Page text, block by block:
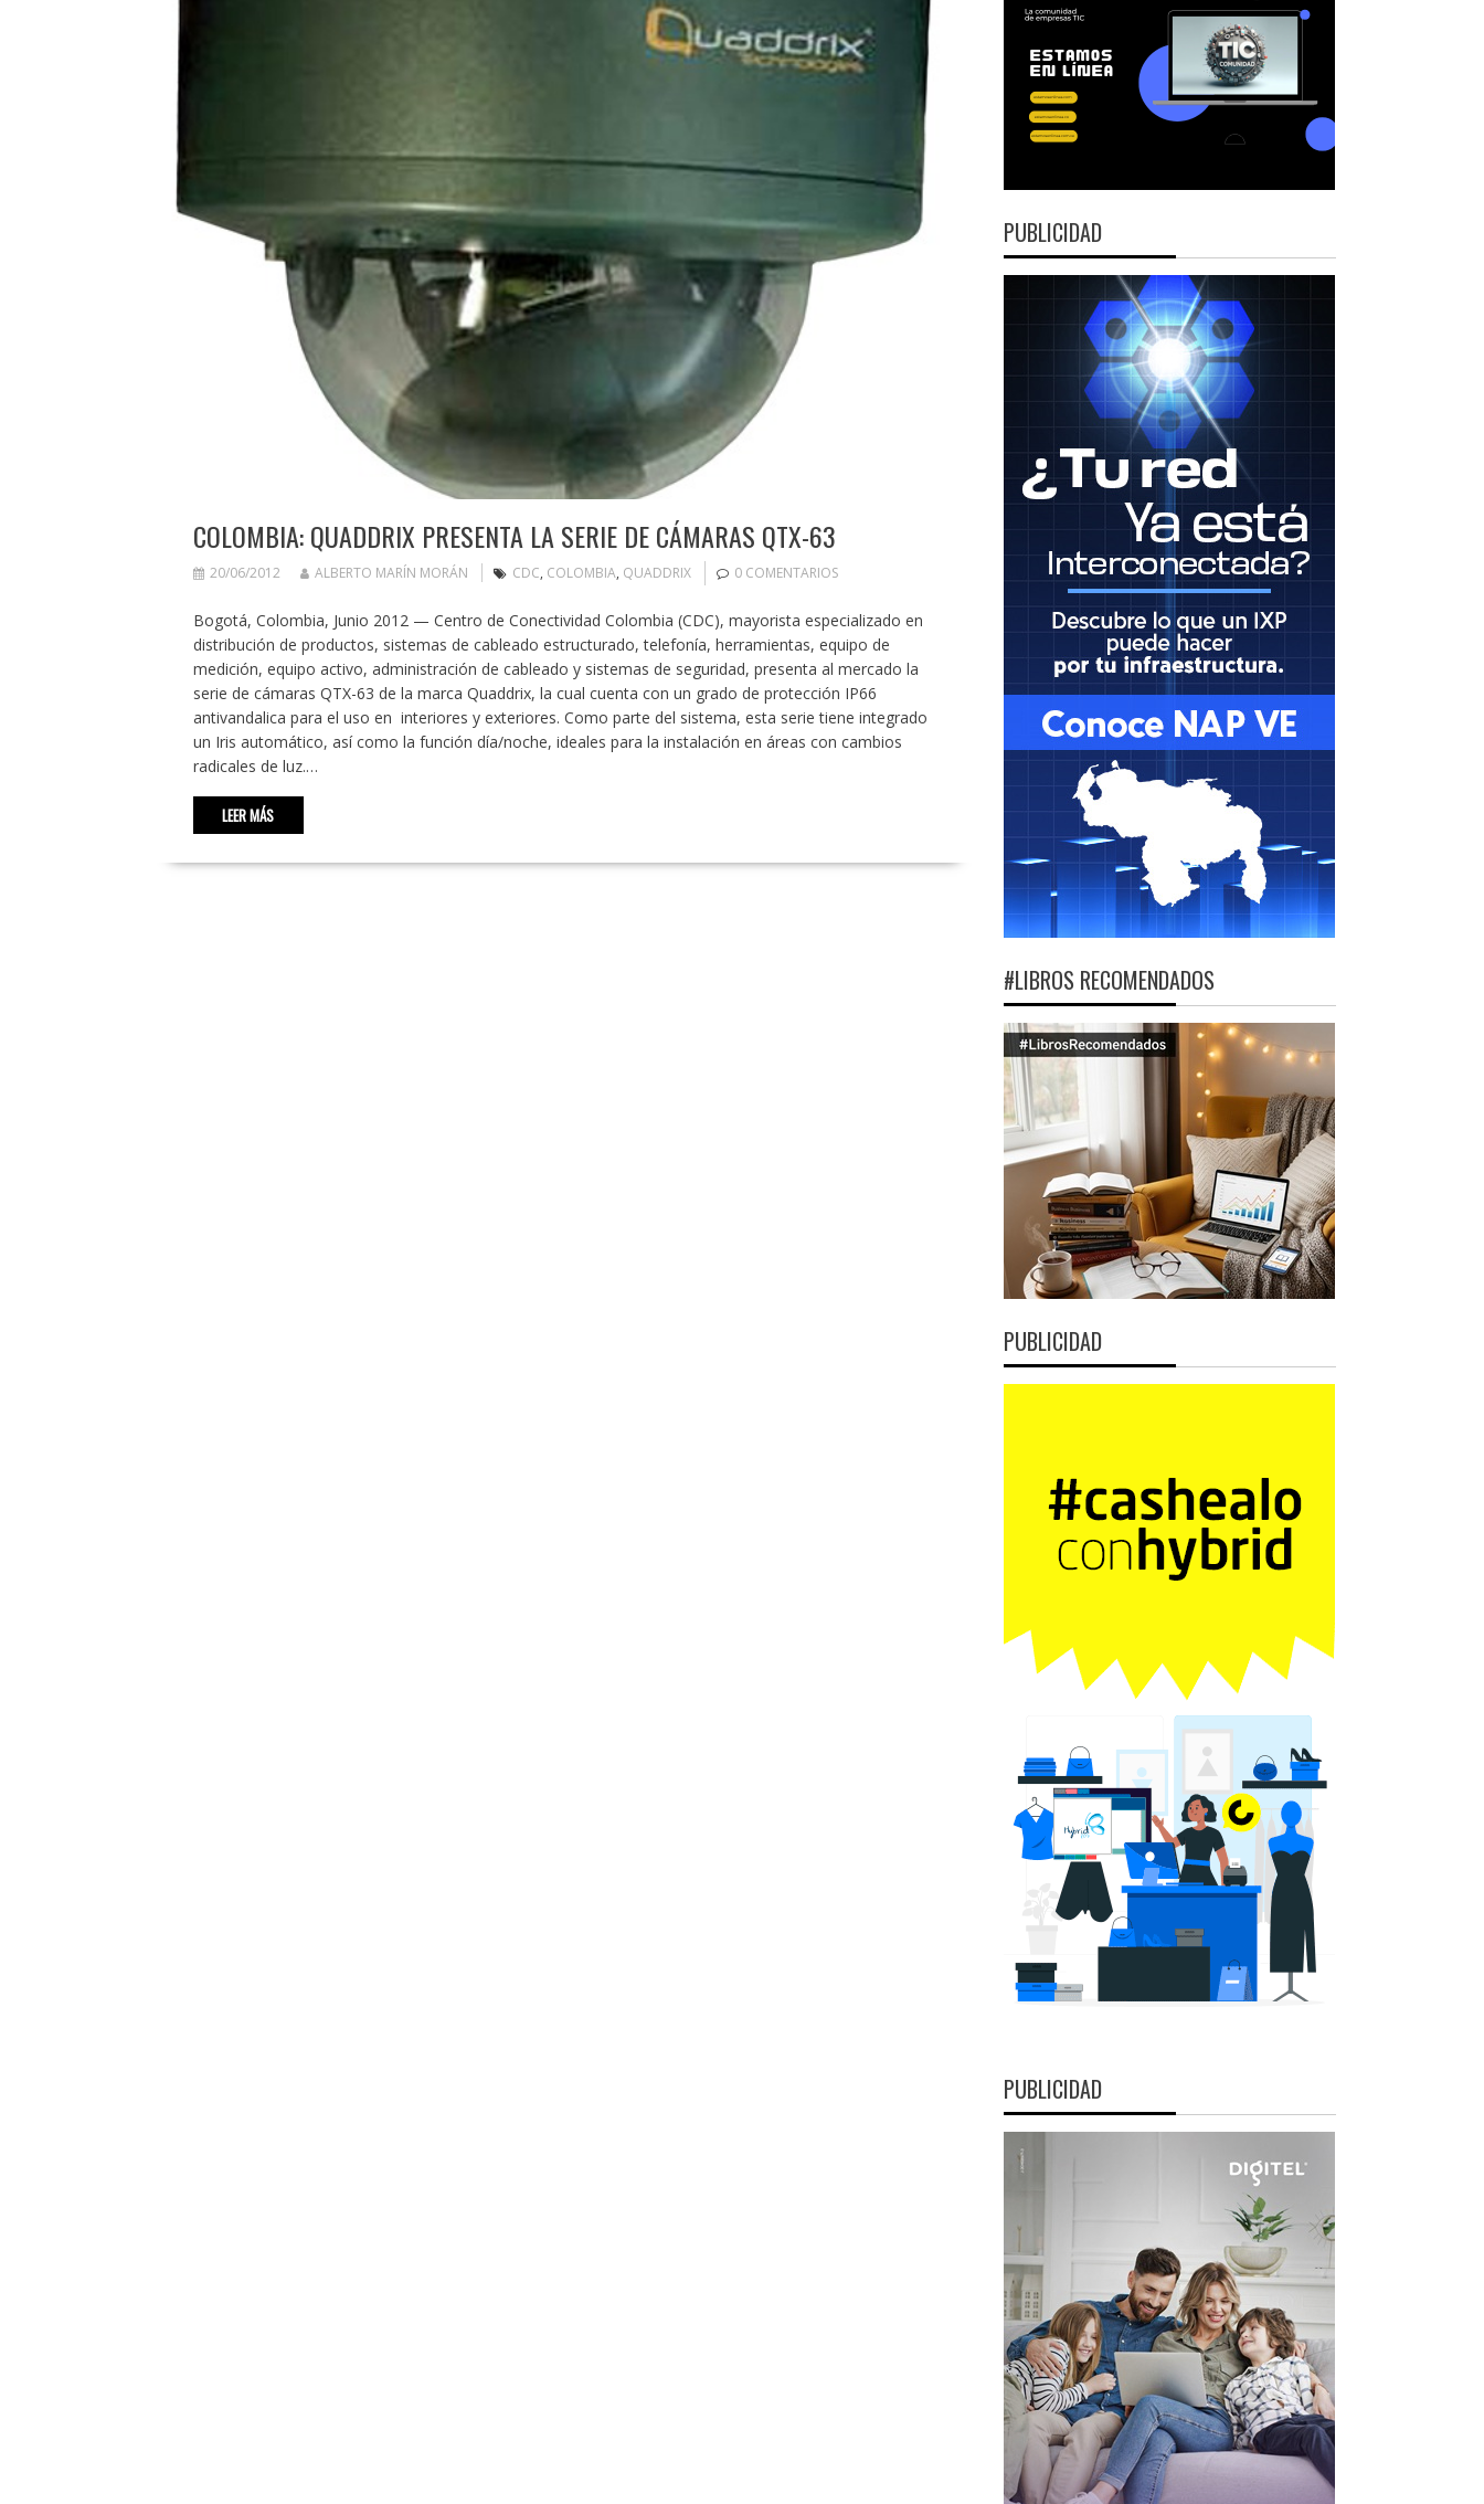
COLOMBIA: QUADDRIX PRESENTA LA SERIE DE CÁMARAS QTX-63
20/06/2012 ALBERTO MARÍN MORÁN CDC, COLOMBIA, QUADDRIX 0 COMENTARIOS
Bogotá, Colombia, Junio 2012 — Centro de Conectividad Colombia (CDC), mayorista especializado en
distribución de productos, sistemas de cableado estructurado, telefonía, herramientas, equipo de
medición, equipo activo, administración de cableado y sistemas de seguridad, presenta al mercado la
serie de cámaras QTX-63 de la marca Quaddrix, la cual cuenta con un grado de protección IP66
antivandalica para el uso en interiores y exteriores. Como parte del sistema, esta serie tiene integrado
un Iris automático, así como la función día/noche, ideales para la instalación en áreas con cambios
radicales de luz.…
LEER MÁS
PUBLICIDAD
#LIBROS RECOMENDADOS
PUBLICIDAD
PUBLICIDAD